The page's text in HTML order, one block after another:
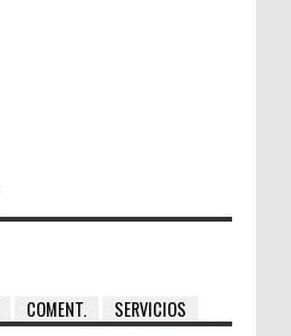
COMENT. SERVICIOS